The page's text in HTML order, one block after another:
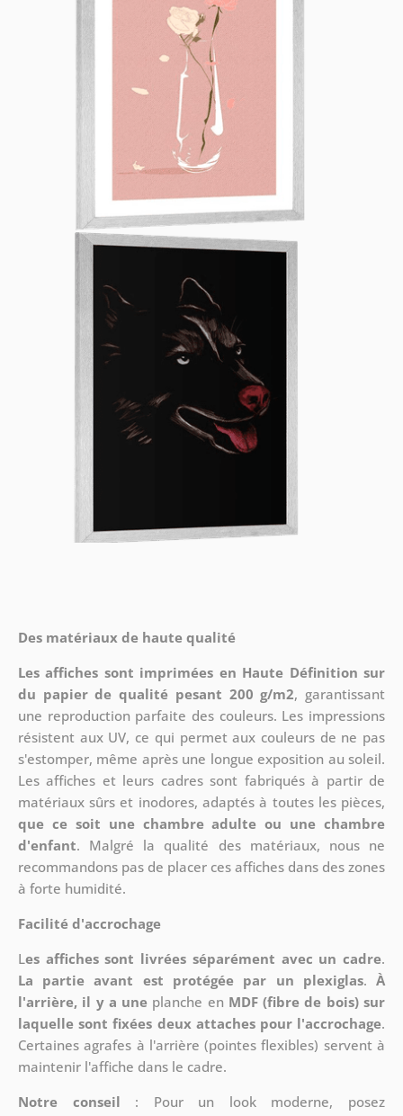
Des matériaux de haute qualité
Les affiches sont imprimées en Haute Définition sur
du papier de qualité pesant 200 g/m2, garantissant
une reproduction parfaite des couleurs. Les impressions
résistent aux UV, ce qui permet aux couleurs de ne pas
s'estomper, même après une longue exposition au soleil.
Les affiches et leurs cadres sont fabriqués à partir de
matériaux sûrs et inodores, adaptés à toutes les pièces,
que ce soit une chambre adulte ou une chambre
d'enfant. Malgré la qualité des matériaux, nous ne
recommandons pas de placer ces affiches dans des zones
à forte humidité.
Facilité d'accrochage
Les affiches sont livrées séparément avec un cadre.
La partie avant est protégée par un plexiglas.À
l'arrière, il y a une planche en MDF (fibre de bois) sur
laquelle sont fixées deux attaches pour l'accrochage.
Certaines agrafes à l'arrière (pointes flexibles) servent à
maintenir l'affiche dans le cadre.
Notre conseil : Pour un look moderne, posez